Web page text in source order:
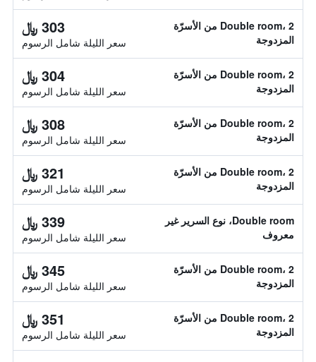
Double room، 2 من الأسرّة
المزدوجة
303 ﷼
سعر الليلة شامل الرسوم
Double room، 2 من الأسرّة
المزدوجة
304 ﷼
سعر الليلة شامل الرسوم
Double room، 2 من الأسرّة
المزدوجة
308 ﷼
سعر الليلة شامل الرسوم
Double room، 2 من الأسرّة
المزدوجة
321 ﷼
سعر الليلة شامل الرسوم
Double room، نوع السرير غير
معروف
339 ﷼
سعر الليلة شامل الرسوم
Double room، 2 من الأسرّة
المزدوجة
345 ﷼
سعر الليلة شامل الرسوم
Double room، 2 من الأسرّة
المزدوجة
351 ﷼
سعر الليلة شامل الرسوم